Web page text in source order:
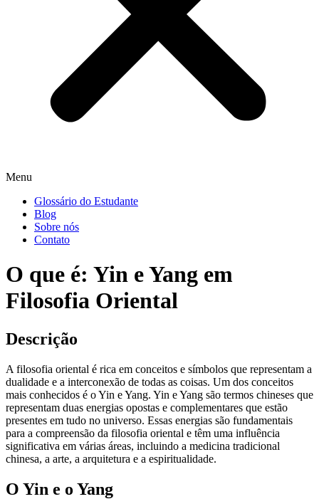
Menu
Glossário do Estudante
Blog
Sobre nós
Contato
O que é: Yin e Yang em
Filosofia Oriental
Descrição
A filosofia oriental é rica em conceitos e símbolos que representam a
dualidade e a interconexão de todas as coisas. Um dos conceitos
mais conhecidos é o Yin e Yang. Yin e Yang são termos chineses que
representam duas energias opostas e complementares que estão
presentes em tudo no universo. Essas energias são fundamentais
para a compreensão da filosofia oriental e têm uma influência
significativa em várias áreas, incluindo a medicina tradicional
chinesa, a arte, a arquitetura e a espiritualidade.
O Yin e o Yang